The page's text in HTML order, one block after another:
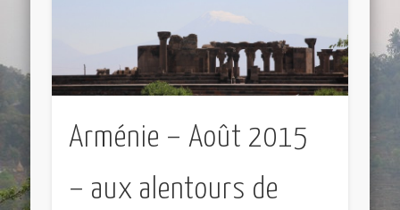
Arménie – Août 2015
– aux alentours de